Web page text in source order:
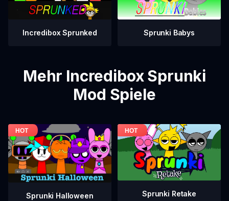
Incredibox Sprunked Sprunki Babys
Mehr Incredibox Sprunki
Mod Spiele
Sprunki Halloween Sprunki Retake